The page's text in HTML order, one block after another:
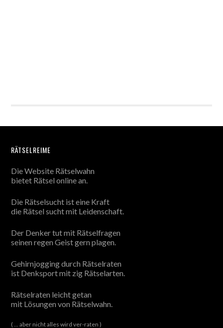
RÄTSELREIME
Die Website Rätselwahn
bietet Rätsel online an.
Die Rätselsucht ist eine Kraft
die Rätsel sucht mit Leidenschaft.
Der Denker tut mit Rätselfragen
seinen regen Geist gern plagen.
Gehirnjogging durch Rätselraten
ist Denksport mit zig Rätselarten.
Rätselraten leicht getan
mit Lösungen von Rätselwahn.
( ... aber nicht alles wird ver-raten )